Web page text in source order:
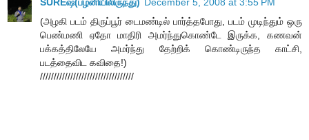
(அழகி படம் திருப்பூர் டைமண்டில் பார்த்தபோது, படம் முடிந்தும் ஒரு
பெண்மணி ஏதோ மாதிரி அமர்ந்துகொண்டே இருக்க, கணவன்
பக்கத்திலேயே அமர்ந்து தேற்றிக் கொண்டிருந்த காட்சி,
படத்தைவிட கவிதை!)
//////////////////////////////////